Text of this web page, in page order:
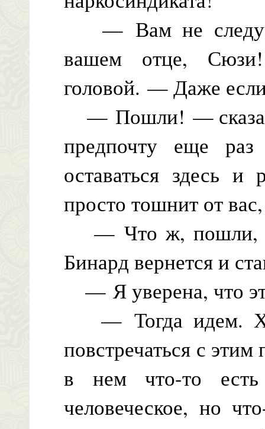
— Вам не
вашем отце,
головой. — Даже
— Пошли! —
предпочту еще
оставаться здесь и
просто тошнит от
— Что ж, пошли,
Бинард вернется и
— Я уверена, что
— Тогда идем.
повстречаться с
в нем что-то
человеческое, но